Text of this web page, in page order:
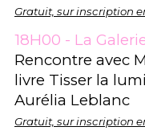
Gratuit, sur inscription
18H00 - La
Rencontre avec
livre Tisser la
Aurélia Leblanc
Gratuit, sur inscription